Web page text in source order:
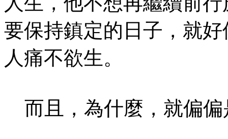
要保持鎮定的日子，就
人痛不欲生。
而且，為什麼，就偏偏